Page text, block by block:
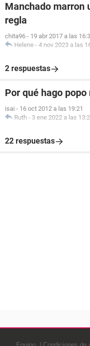
Manchado marron
regla
chita96 - 19 abr 2017 a las
Helene - 4 nov 2023 a las
2 respuestas
Por qué hago
isai - 16 oct 2012 a las 19:21
Ruth - 3 ene 2022 a las
22 respuestas